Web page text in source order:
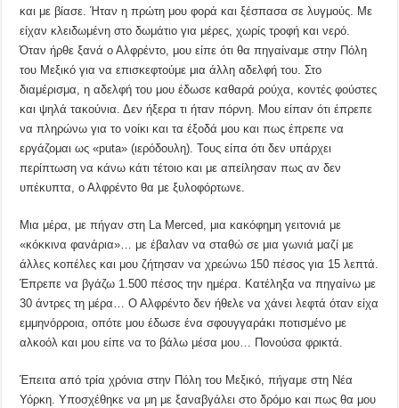
και με βίασε. Ήταν η πρώτη μου φορά και ξέσπασα σε λυγμούς. Με
είχαν κλειδωμένη στο δωμάτιο για μέρες, χωρίς τροφή και νερό.
Όταν ήρθε ξανά ο Αλφρέντο, μου είπε ότι θα πηγαίναμε στην Πόλη
του Μεξικό για να επισκεφτούμε μια άλλη αδελφή του. Στο
διαμέρισμα, η αδελφή του μου έδωσε καθαρά ρούχα, κοντές φούστες
και ψηλά τακούνια. Δεν ήξερα τι ήταν πόρνη. Μου είπαν ότι έπρεπε
να πληρώνω για το νοίκι και τα έξοδά μου και πως έπρεπε να
εργάζομαι ως «puta» (ιερόδουλη). Τους είπα ότι δεν υπάρχει
περίπτωση να κάνω κάτι τέτοιο και με απείλησαν πως αν δεν
υπέκυπτα, ο Αλφρέντο θα με ξυλοφόρτωνε.
Μια μέρα, με πήγαν στη La Merced, μια κακόφημη γειτονιά με
«κόκκινα φανάρια»… με έβαλαν να σταθώ σε μια γωνιά μαζί με
άλλες κοπέλες και μου ζήτησαν να χρεώνω 150 πέσος για 15 λεπτά.
Έπρεπε να βγάζω 1.500 πέσος την ημέρα. Κατέληξα να πηγαίνω με
30 άντρες τη μέρα… Ο Αλφρέντο δεν ήθελε να χάνει λεφτά όταν είχα
εμμηνόρροια, οπότε μου έδωσε ένα σφουγγαράκι ποτισμένο με
αλκοόλ και μου είπε να το βάλω μέσα μου… Πονούσα φρικτά.
Έπειτα από τρία χρόνια στην Πόλη του Μεξικό, πήγαμε στη Νέα
Υόρκη. Υποσχέθηκε να μη με ξαναβγάλει στο δρόμο και πως θα μου